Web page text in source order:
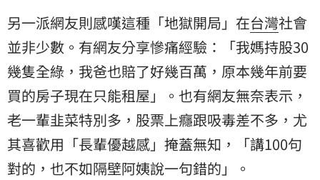
另一派網友則感嘆這種「地獄開局」在台灣社會
並非少數。有網友分享慘痛經驗：「我媽持股30
幾隻全綠，我爸也賠了好幾百萬，原本幾年前要
買的房子現在只能租屋」。也有網友無奈表示，
老一輩韭菜特別多，股票上癮跟吸毒差不多，尤
其喜歡用「長輩優越感」掩蓋無知，「講100句
對的，也不如隔壁阿姨說一句錯的」。